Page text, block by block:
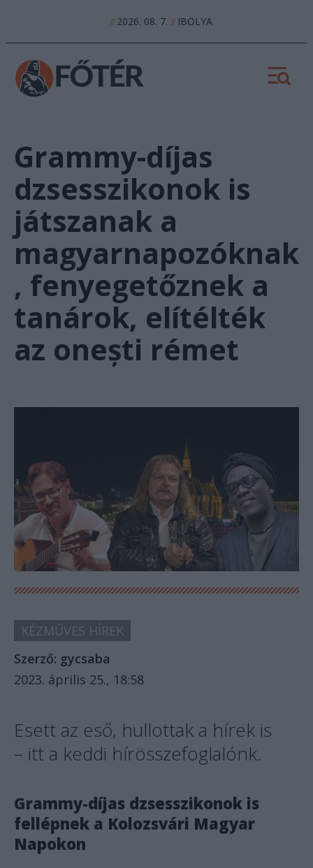
//2026. 08. 7. //IBOLYA
Grammy-díjas
dzsesszikonok is
játszanak a
magyarnapozóknak
, fenyegetőznek a
tanárok, elítélték
az onești rémet
KÉZMŰVES HÍREK
Szerző: gycsaba
2023. április 25., 18:58
Esett az eső, hullottak a hírek is
– itt a keddi hírösszefoglalónk.
Grammy-díjas dzsesszikonok is
fellépnek a Kolozsvári Magyar
Napokon